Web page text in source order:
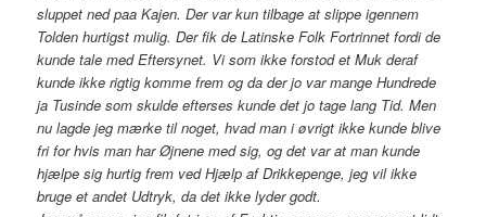
sluppet ned paa Kajen. Der var kun tilbage at slippe igennem
Tolden hurtigst mulig. Der fik de Latinske Folk Fortrinnet fordi de
kunde tale med Eftersynet. Vi som ikke forstod et Muk deraf
kunde ikke rigtig komme frem og da der jo var mange Hundrede
ja Tusinde som skulde efterses kunde det jo tage lang Tid. Men
nu lagde jeg mærke til noget, hvad man i øvrigt ikke kunde blive
fri for hvis man har Øjnene med sig, og det var at man kunde
hjælpe sig hurtig frem ved Hjælp af Drikkepenge, jeg vil ikke
bruge et andet Udtryk, da det ikke lyder godt.